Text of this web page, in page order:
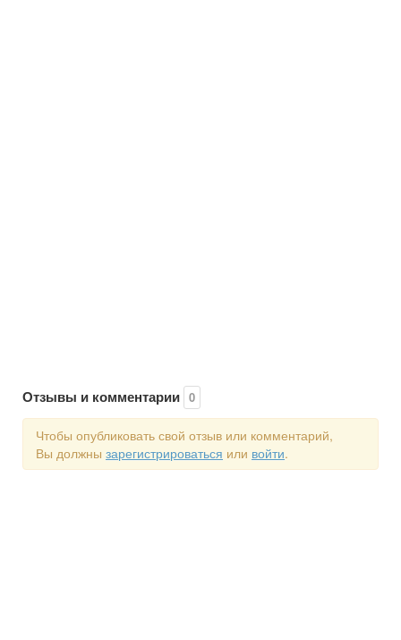
Отзывы и комментарии 0
Чтобы опубликовать свой отзыв или комментарий,
Вы должны зарегистрироваться или войти.